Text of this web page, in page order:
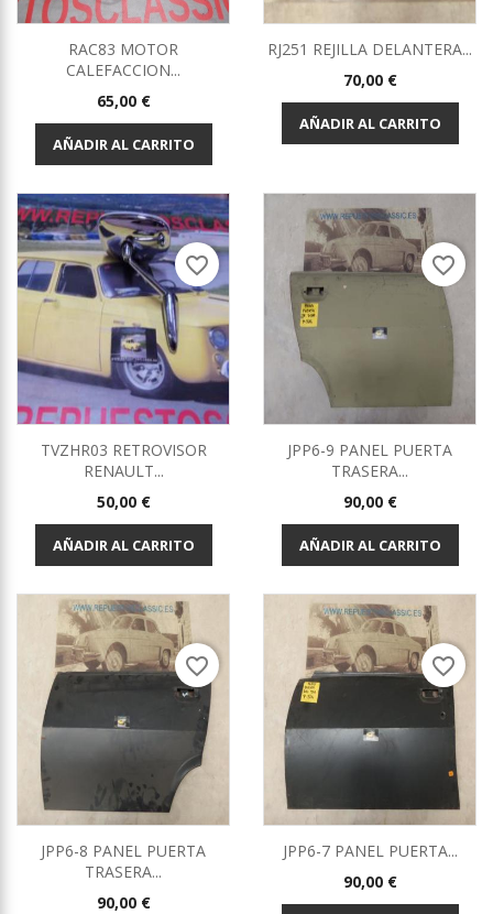
RAC83 MOTOR
CALEFACCION...
Precio
65,00 €
AÑADIR AL CARRITO
RJ251 REJILLA DELANTERA...
Precio
70,00 €
AÑADIR AL CARRITO
TVZHR03 RETROVISOR
RENAULT...
Precio
50,00 €
AÑADIR AL CARRITO
favorite_border
JPP6-9 PANEL PUERTA
TRASERA...
Precio
90,00 €
AÑADIR AL CARRITO
favorite_border
JPP6-8 PANEL PUERTA
TRASERA...
Precio
90,00 €
favorite_border
JPP6-7 PANEL PUERTA...
Precio
90,00 €
favorite_border